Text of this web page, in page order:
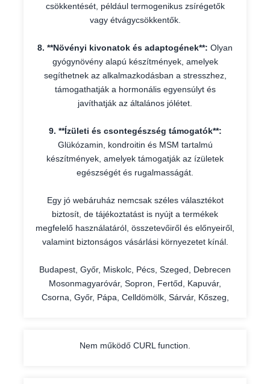
csökkentését, például termogenikus zsírégetők
vagy étvágycsökkentők.
8. **Növényi kivonatok és adaptogének**: Olyan
gyógynövény alapú készítmények, amelyek
segíthetnek az alkalmazkodásban a stresszhez,
támogathatják a hormonális egyensúlyt és
javíthatják az általános jólétet.
9. **Ízületi és csontegészség támogatók**:
Glükózamin, kondroitin és MSM tartalmú
készítmények, amelyek támogatják az ízületek
egészségét és rugalmasságát.
Egy jó webáruház nemcsak széles választékot
biztosít, de tájékoztatást is nyújt a termékek
megfelelő használatáról, összetevőiről és előnyeiről,
valamint biztonságos vásárlási környezetet kínál.
Budapest, Győr, Miskolc, Pécs, Szeged, Debrecen
Mosonmagyaróvár, Sopron, Fertőd, Kapuvár,
Csorna, Győr, Pápa, Celldömölk, Sárvár, Kőszeg,
Nem működő CURL function.